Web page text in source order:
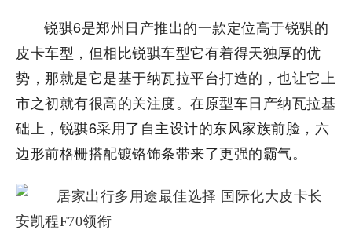
锐骐6是郑州日产推出的一款定位高于锐骐的
皮卡车型，但相比锐骐车型它有着得天独厚的优
势，那就是它是基于纳瓦拉平台打造的，也让它上
市之初就有很高的关注度。在原型车日产纳瓦拉基
础上，锐骐6采用了自主设计的东风家族前脸，六
边形前格栅搭配镀铬饰条带来了更强的霸气。